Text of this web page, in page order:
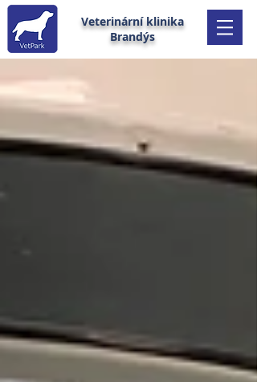
Veterinární klinika
Brandýs